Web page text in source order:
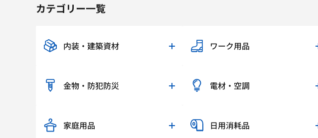
カテゴリー一覧
内装・建築資材 ワーク用品
金物・防犯防災 電材・空調
家庭用品 日用消耗品